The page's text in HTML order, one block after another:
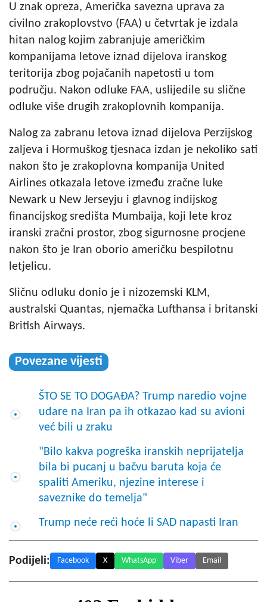
U znak opreza, Američka savezna uprava za
civilno zrakoplovstvo (FAA) u četvrtak je izdala
hitan nalog kojim zabranjuje američkim
kompanijama letove iznad dijelova iranskog
teritorija zbog pojačanih napetosti u tom
području. Nakon odluke FAA, uslijedile su slične
odluke više drugih zrakoplovnih kompanija.
Nalog za zabranu letova iznad dijelova Perzijskog
zaljeva i Hormuškog tjesnaca izdan je nekoliko sati
nakon što je zrakoplovna kompanija United
Airlines otkazala letove između zračne luke
Newark u New Jerseyju i glavnog indijskog
financijskog središta Mumbaija, koji lete kroz
iranski zračni prostor, zbog sigurnosne procjene
nakon što je Iran oborio američku bespilotnu
letjelicu.
Sličnu odluku donio je i nizozemski KLM,
australski Quantas, njemačka Lufthansa i britanski
British Airways.
Povezane vijesti
ŠTO SE TO DOGAĐA? Trump naredio vojne
udare na Iran pa ih otkazao kad su avioni
već bili u zraku
"Bilo kakva pogreška iranskih neprijatelja
bila bi pucanj u bačvu baruta koja će
spaliti Ameriku, njezine interese i
saveznike do temelja"
Trump neće reći hoće li SAD napasti Iran
Podijeli: Facebook X WhatsApp Viber Email